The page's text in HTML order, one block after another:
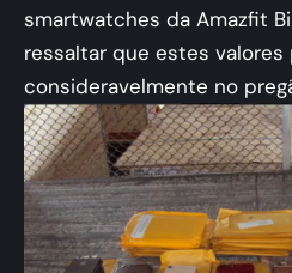
smartwatches da Amazfit
ressaltar que estes
consideravelmente no